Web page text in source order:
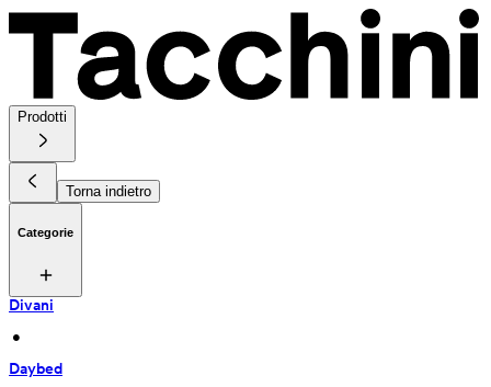
Prodotti
Torna indietro
Categorie
Divani
•
Daybed